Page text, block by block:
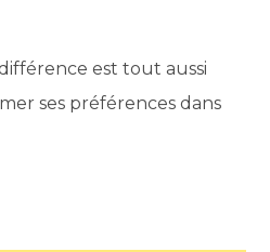
est tout aussi
ses préférences dans